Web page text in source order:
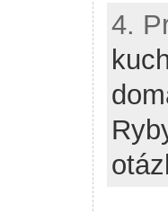
4.